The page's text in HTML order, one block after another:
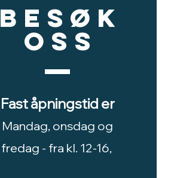
Besøk
oss
Fast åpningstid er
Mandag, onsdag og
fredag - fra kl. 12-16,